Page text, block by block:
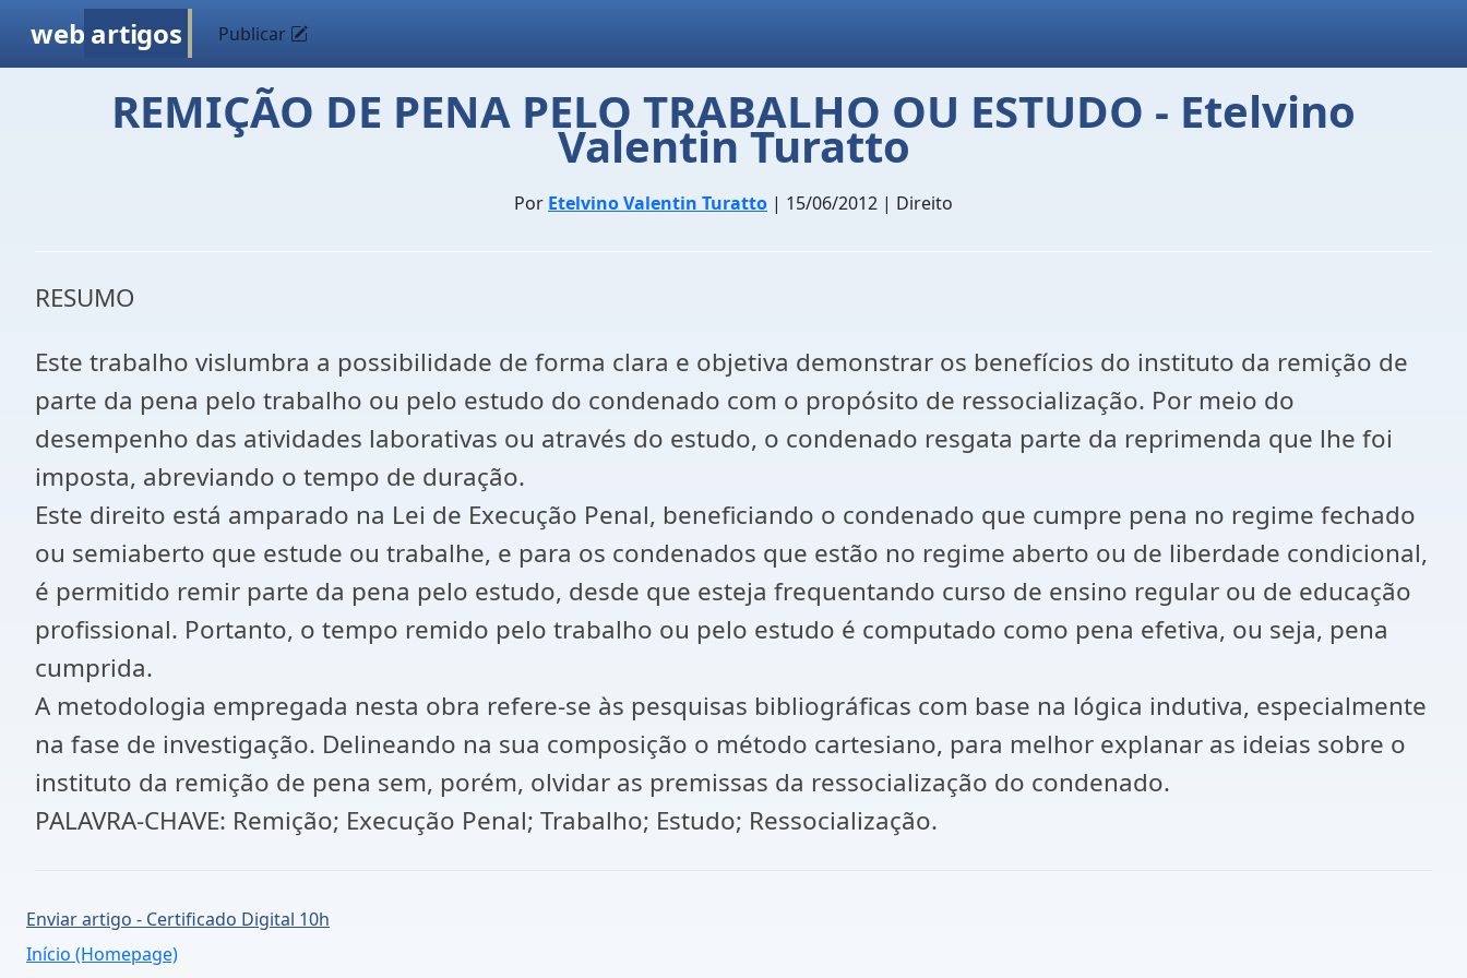
web artigos Publicar
REMIÇÃO DE PENA PELO TRABALHO OU ESTUDO - Etelvino
Valentin Turatto
Por Etelvino Valentin Turatto | 15/06/2012 | Direito
RESUMO
Este trabalho vislumbra a possibilidade de forma clara e objetiva demonstrar os benefícios do instituto da remição de
parte da pena pelo trabalho ou pelo estudo do condenado com o propósito de ressocialização. Por meio do
desempenho das atividades laborativas ou através do estudo, o condenado resgata parte da reprimenda que lhe foi
imposta, abreviando o tempo de duração.
Este direito está amparado na Lei de Execução Penal, beneficiando o condenado que cumpre pena no regime fechado
ou semiaberto que estude ou trabalhe, e para os condenados que estão no regime aberto ou de liberdade condicional,
é permitido remir parte da pena pelo estudo, desde que esteja frequentando curso de ensino regular ou de educação
profissional. Portanto, o tempo remido pelo trabalho ou pelo estudo é computado como pena efetiva, ou seja, pena
cumprida.
A metodologia empregada nesta obra refere-se às pesquisas bibliográficas com base na lógica indutiva, especialmente
na fase de investigação. Delineando na sua composição o método cartesiano, para melhor explanar as ideias sobre o
instituto da remição de pena sem, porém, olvidar as premissas da ressocialização do condenado.
PALAVRA-CHAVE: Remição; Execução Penal; Trabalho; Estudo; Ressocialização.
Enviar artigo - Certificado Digital 10h
Início (Homepage)